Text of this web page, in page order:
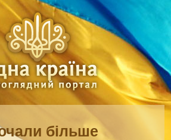
більше